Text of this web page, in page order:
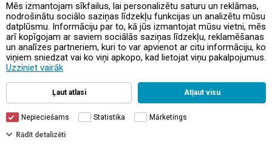
Mēs izmantojam sīkfailus, lai personalizētu saturu un reklāmas,
nodrošinātu sociālo saziņas līdzekļu funkcijas un analizētu mūsu
datplūsmu. Informāciju par to, kā jūs izmantojat mūsu vietni, mēs
arī kopīgojam ar saviem sociālās saziņas līdzekļu, reklamēšanas
un analīzes partneriem, kuri to var apvienot ar citu informāciju, ko
viņiem sniedzat vai ko viņi apkopo, kad lietojat viņu pakalpojumus.
Uzziniet vairāk
Ļaut atlasi Atļaut visu
Nepieciešams Statistika Mārketings
Rādīt detalizēti
Предложения и акции
Контакты